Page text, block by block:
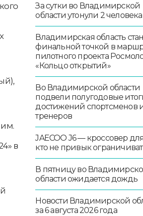
в
За сутки во Владимирской
области утонули 2 человека
Владимирская область
финальной точкой в
пилотного проекта
«Кольцо открытий»
Во Владимирской области
подвели полугодовые
достижений спортсменов
тренеров
JAECOO J6 — кроссовер для
кто не привык
В пятницу во
области ожидается дождь
Новости Владимирской
за 6 августа 2026 года